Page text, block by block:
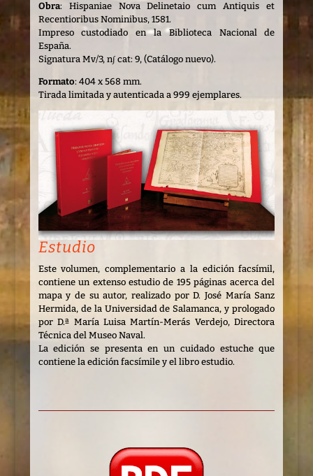
Obra: Hispaniae Nova Delinetaio cum Antiquis et
Recentioribus Nominibus, 1581.
Impreso custodiado en la Biblioteca Nacional de
España.
Signatura Mv/3, n∫ cat: 9, (Catálogo nuevo).
Formato: 404 x 568 mm.
Tirada limitada y autenticada a 999 ejemplares.
Estudio
Este volumen, complementario a la edición facsímil,
contiene un extenso estudio de 195 páginas acerca del
mapa y de su autor, realizado por D. José María Sanz
Hermida, de la Universidad de Salamanca, y prologado
por D.ª María Luisa Martín-Merás Verdejo, Directora
Técnica del Museo Naval.
La edición se presenta en un cuidado estuche que
contiene la edición facsímile y el libro estudio.